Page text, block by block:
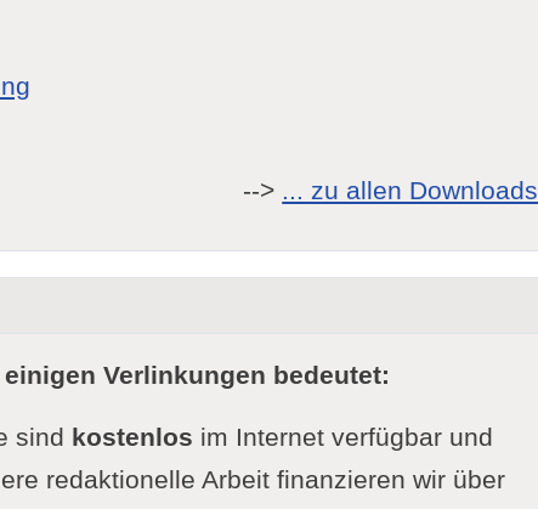
--> ... zu allen Downloads
Verlinkungen bedeutet:
sind kostenlos im Internet verfügbar und
redaktionelle Arbeit finanzieren wir über